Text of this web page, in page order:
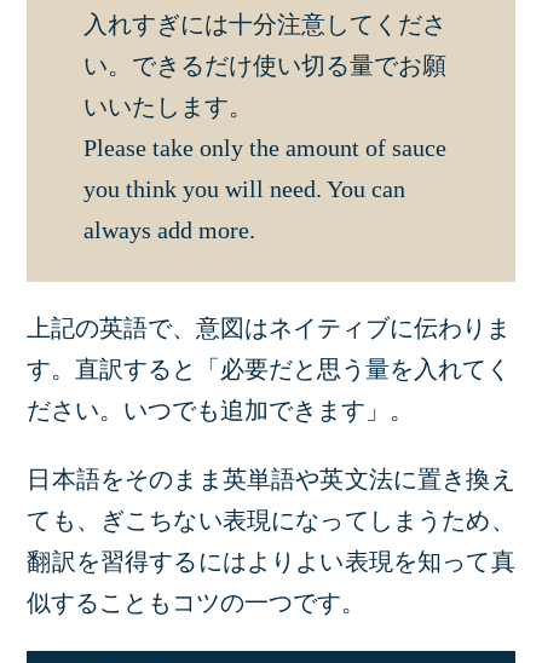
入れすぎには十分注意してくださ
い。できるだけ使い切る量でお願
いいたします。
Please take only the amount of sauce
you think you will need. You can
always add more.
上記の英語で、意図はネイティブに伝わりま
す。直訳すると「必要だと思う量を入れてく
ださい。いつでも追加できます」。
日本語をそのまま英単語や英文法に置き換え
ても、ぎこちない表現になってしまうため、
翻訳を習得するにはよりよい表現を知って真
似することもコツの一つです。